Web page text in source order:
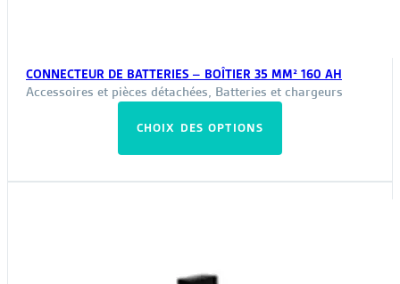
CONNECTEUR DE BATTERIES – BOÎTIER 35 MM² 160 AH
Accessoires et pièces détachées, Batteries et chargeurs
CHOIX DES OPTIONS
a
plusieurs